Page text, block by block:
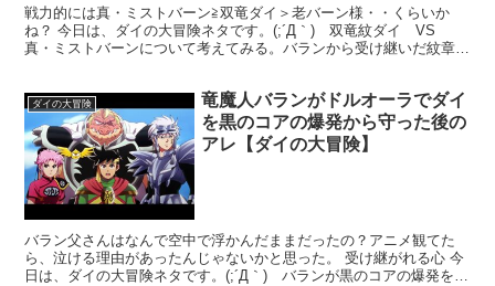
戦力的には真・ミストバーン≧双竜ダイ＞老バーン様・・くらいか
ね？ 今日は、ダイの大冒険ネタです。(;´Д｀) 双竜紋ダイ VS
真・ミストバーンについて考えてみる。バランから受け継いだ紋章が
ダイの大冒険
竜魔人バランがドルオーラでダイ
を黒のコアの爆発から守った後の
アレ【ダイの大冒険】
バラン父さんはなんで空中で浮かんだままだったの？アニメ観てた
ら、泣ける理由があったんじゃないかと思った。 受け継がれる心 今
日は、ダイの大冒険ネタです。(;´Д｀) バランが黒のコアの爆発を抑